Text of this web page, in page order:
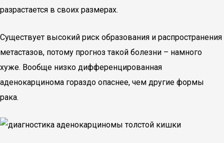
разрастается в своих размерах.
Существует высокий риск образования и распространения
метастазов, потому прогноз такой болезни – намного
хуже. Вообще низко дифференцированная
аденокарцинома гораздо опаснее, чем другие формы
рака.